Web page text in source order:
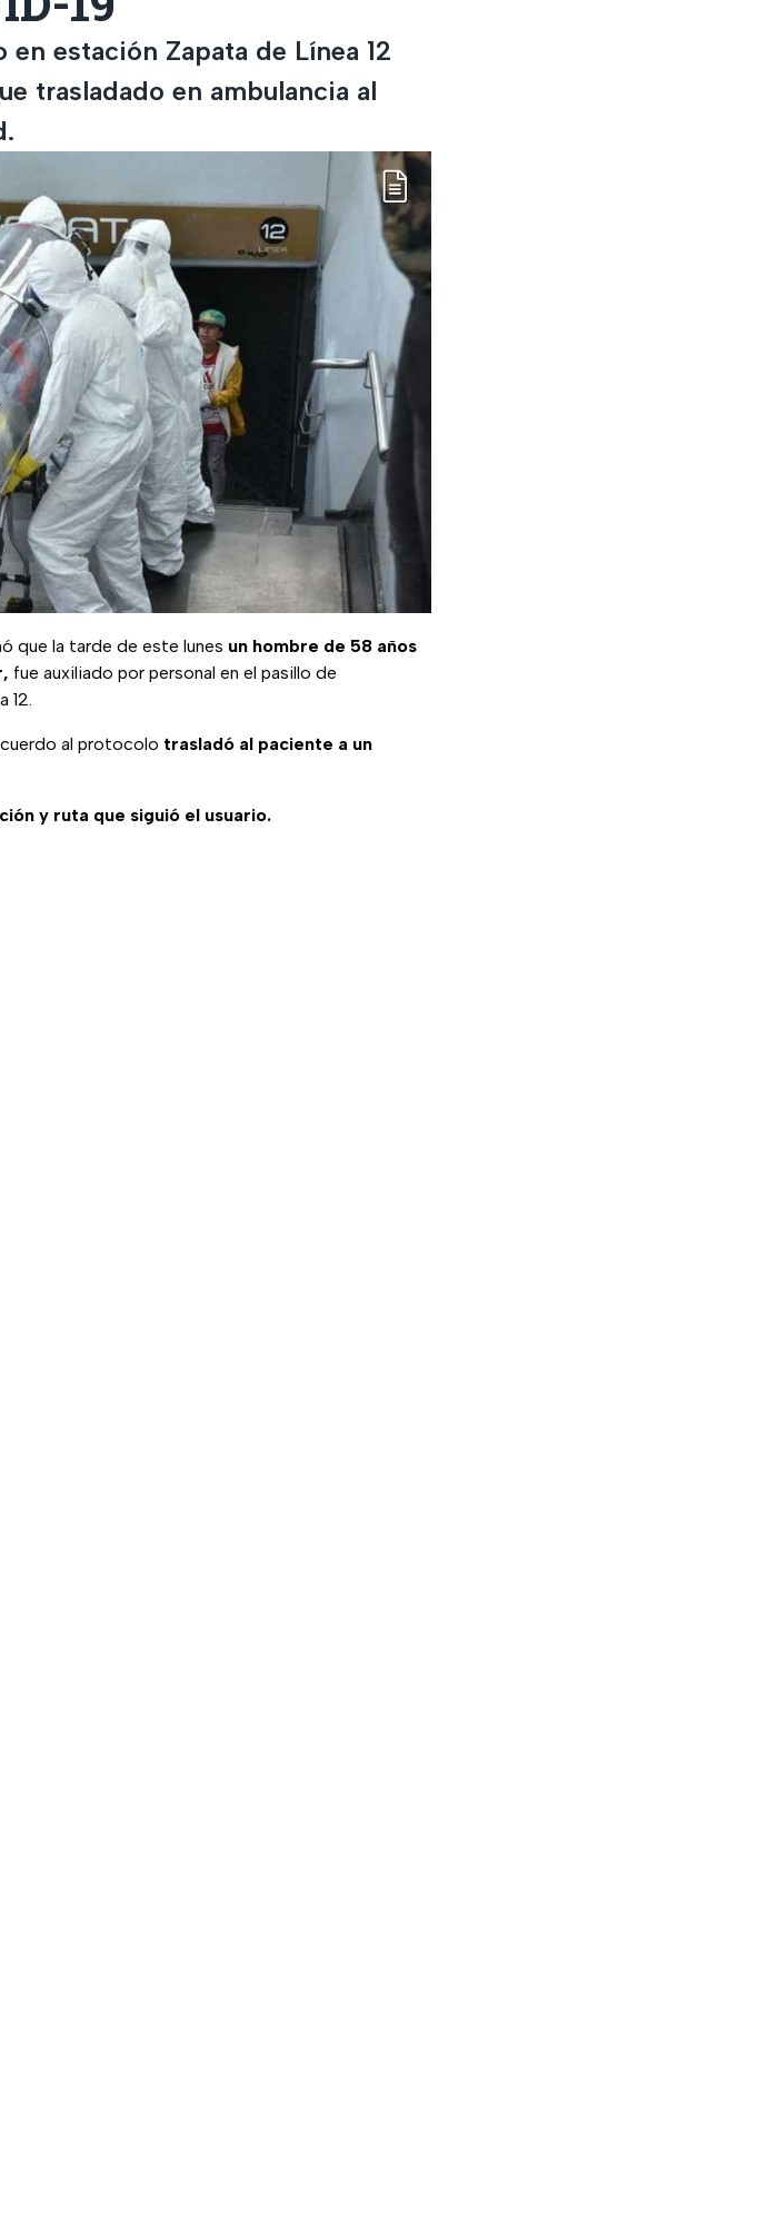
estación Zapata de Línea 12
trasladado en ambulancia al
que la tarde de este lunes un hombre de 58 años
fue auxiliado por personal en el pasillo de
12.
al protocolo trasladó al paciente a un
y ruta que siguió el usuario.